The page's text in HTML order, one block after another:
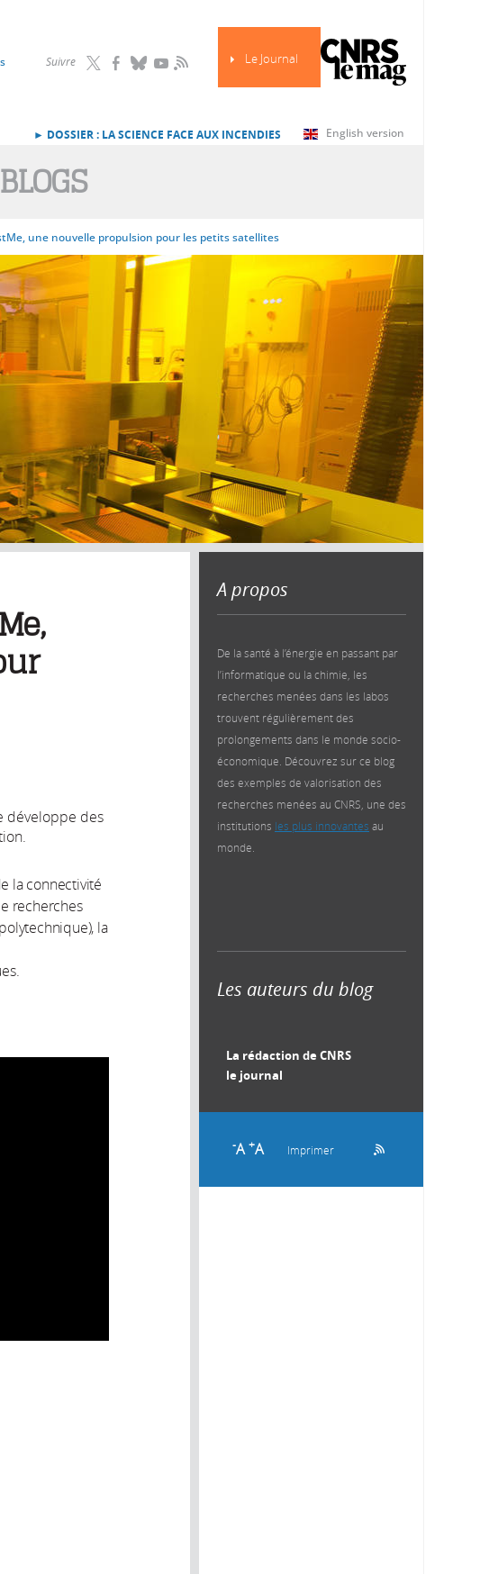
Le Journal
Suivre RSS
English version
► DOSSIER : LA SCIENCE FACE AUX INCENDIES
une nouvelle propulsion pour les petits satellites
A propos
De la santé à l’énergie en passant par
l’informatique ou la chimie, les
recherches menées dans les labos
trouvent régulièrement des
prolongements dans le monde socio-
économique. Découvrez sur ce blog
des exemples de valorisation des
recherches menées au CNRS, une des
institutions les plus innovantes au
monde.
Les auteurs du blog
La rédaction de CNRS
le journal
-A +A Imprimer
développe des
la connectivité
recherches
la